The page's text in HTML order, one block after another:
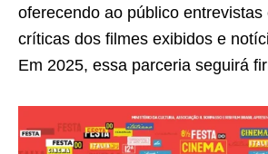
oferecendo ao público entrevistas
críticas dos filmes exibidos e
Em 2025, essa parceria seguirá